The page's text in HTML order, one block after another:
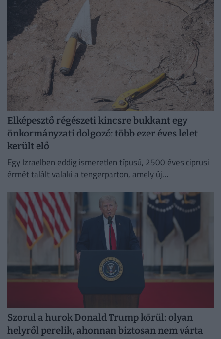
Elképesztő régészeti kincsre bukkant egy
önkormányzati dolgozó: több ezer éves lelet
került elő
Egy Izraelben eddig ismeretlen típusú, 2500 éves ciprusi
érmét talált valaki a tengerparton, amely új
kereskedelemről.
Szorul a hurok Donald Trump körül: olyan
helyről perelik, ahonnan biztosan nem várta